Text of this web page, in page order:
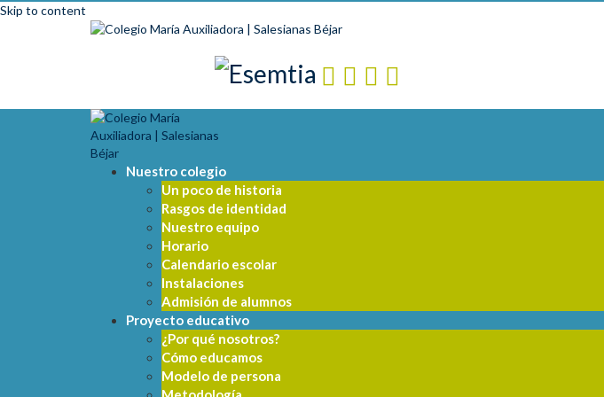
Skip to content
Nuestro colegio
Un poco de historia
Rasgos de identidad
Nuestro equipo
Horario
Calendario escolar
Instalaciones
Admisión de alumnos
Proyecto educativo
¿Por qué nosotros?
Cómo educamos
Modelo de persona